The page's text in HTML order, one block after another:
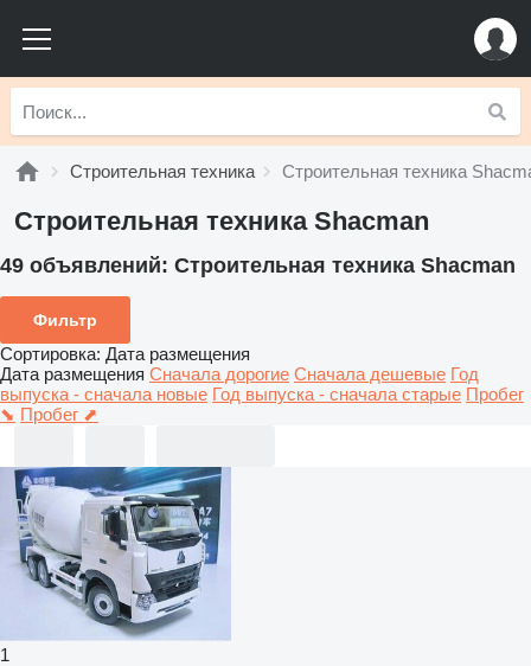
Строительная техника Строительная техника
Строительная техника Shacman
49 объявлений: Строительная техника Shacman
Фильтр
Сортировка: Дата размещения
Дата размещения Сначала дорогие Сначала дешевые Год
выпуска - сначала новые Год выпуска - сначала старые Пробег
⬊ Пробег ⬈
1